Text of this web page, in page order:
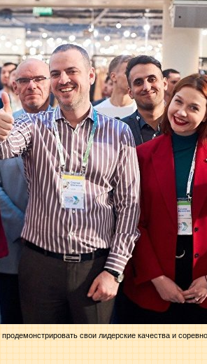
свои лидерские качества и